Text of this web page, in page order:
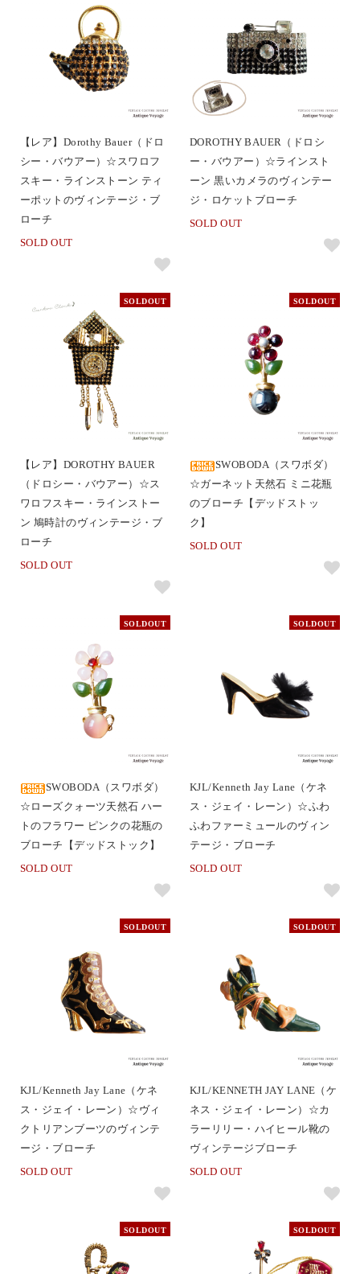
【レア】Dorothy Bauer（ドロ
シー・バウアー）☆スワロフ
スキー・ラインストーン ティ
ーポットのヴィンテージ・ブ
ローチ
SOLD OUT
DOROTHY BAUER（ドロシ
ー・バウアー）☆ラインスト
ーン 黒いカメラのヴィンテー
ジ・ロケットブローチ
SOLD OUT
SOLDOUT
【レア】DOROTHY BAUER
（ドロシー・バウアー）☆ス
ワロフスキー・ラインストー
ン 鳩時計のヴィンテージ・ブ
ローチ
SOLD OUT
SOLDOUT
SWOBODA（スワボダ）
☆ガーネット天然石 ミニ花瓶
のブローチ【デッドストッ
ク】
SOLD OUT
SOLDOUT
SWOBODA（スワボダ）
☆ローズクォーツ天然石 ハー
トのフラワー ピンクの花瓶の
ブローチ【デッドストック】
SOLD OUT
SOLDOUT
KJL/Kenneth Jay Lane（ケネ
ス・ジェイ・レーン）☆ふわ
ふわファーミュールのヴィン
テージ・ブローチ
SOLD OUT
SOLDOUT
KJL/Kenneth Jay Lane（ケネ
ス・ジェイ・レーン）☆ヴィ
クトリアンブーツのヴィンテ
ージ・ブローチ
SOLD OUT
SOLDOUT
KJL/KENNETH JAY LANE（ケ
ネス・ジェイ・レーン）☆カ
ラーリリー・ハイヒール靴の
ヴィンテージブローチ
SOLD OUT
SOLDOUT SOLDOUT